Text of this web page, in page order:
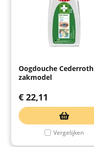
Oogdouche Cederroth
zakmodel
€ 22,11
Vergelijken